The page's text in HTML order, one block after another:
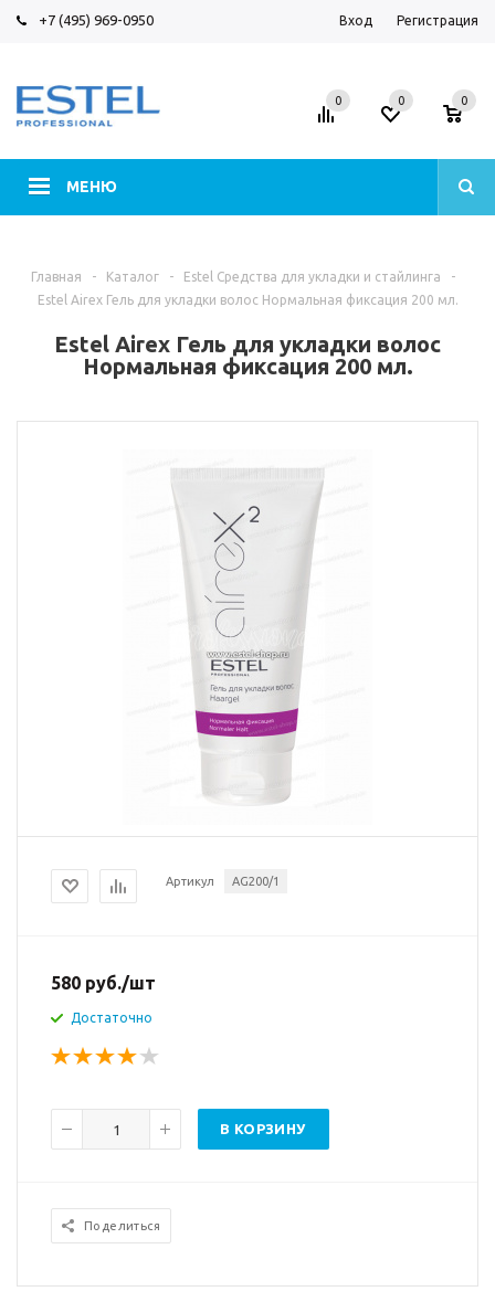
+7 (495) 969-0950 Вход Регистрация
МЕНЮ
0 0 0
Главная - Каталог - Estel Средства для укладки и стайлинга
-
Estel Airex Гель для укладки волос Нормальная фиксация 200 мл.
Estel Airex Гель для укладки волос
Нормальная фиксация 200 мл.
Артикул AG200/1
580 руб./шт
Достаточно
В КОРЗИНУ
Поделиться